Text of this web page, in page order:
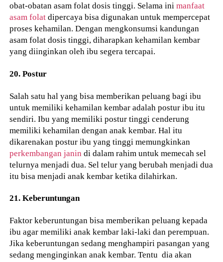
obat-obatan asam folat dosis tinggi. Selama inimanfaat
asam folat dipercaya bisa digunakan untuk mempercepat
proses kehamilan. Dengan mengkonsumsi kandungan
asam folat dosis tinggi, diharapkan kehamilan kembar
yang diinginkan oleh ibu segera tercapai.
20. Postur
Salah satu hal yang bisa memberikan peluang bagi ibu
untuk memiliki kehamilan kembar adalah postur ibu itu
sendiri. Ibu yang memiliki postur tinggi cenderung
memiliki kehamilan dengan anak kembar. Hal itu
dikarenakan postur ibu yang tinggi memungkinkan
perkembangan janin di dalam rahim untuk memecah sel
telurnya menjadi dua. Sel telur yang berubah menjadi dua
itu bisa menjadi anak kembar ketika dilahirkan.
21. Keberuntungan
Faktor keberuntungan bisa memberikan peluang kepada
ibu agar memiliki anak kembar laki-laki dan perempuan.
Jika keberuntungan sedang menghampiri pasangan yang
sedang menginginkan anak kembar. Tentu dia akan